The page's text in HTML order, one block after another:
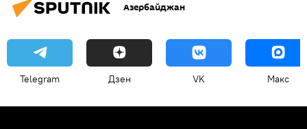
Азербайджан
Telegram Дзен VK Макс